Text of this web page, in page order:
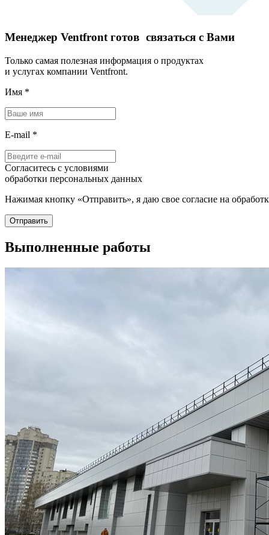
Менеджер Ventfront готов связаться с Вами
Только самая полезная информация о продуктах
и услугах компании Ventfront.
Имя *
E-mail *
Согласитесь с условиями
обработки персональных данных
Нажимая кнопку «Отправить», я даю свое согласие на
Отправить
Выполненные работы